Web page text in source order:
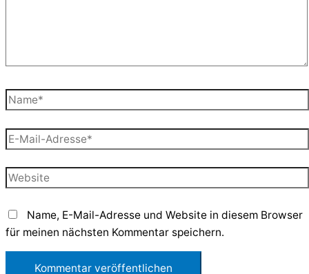
Name*
E-
Mail-
Adresse*
Website
Name, E-Mail-Adresse und Website in diesem Browser
für meinen nächsten Kommentar speichern.